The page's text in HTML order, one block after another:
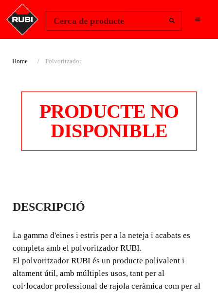
Cerca de producte
Home Polvoritzador
PRODUCTE NO
DISPONIBLE
POLVORITZADOR
completa amb el polvoritzador RUBI. El polvoritzador
RUBI és un producte polivalent i altament útil, amb
múltiples usos, tant per al col·locador professional de
rajola ceràmica com per al paleta en general. El
polvoritzador RUBI és un complement ideal.
DESCRIPCIÓ
La gamma d'eines i estris per a la neteja i acabats es
completa amb el polvoritzador RUBI.
El polvoritzador RUBI és un producte polivalent i
altament útil, amb múltiples usos, tant per al
col·locador professional de rajola ceràmica com per al